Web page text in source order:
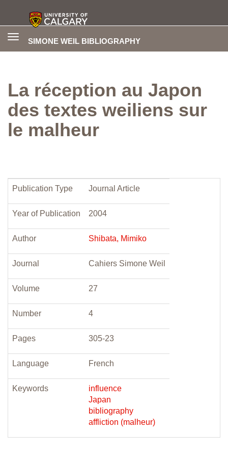
SIMONE WEIL BIBLIOGRAPHY
Toggle
La réception au Japon
des textes weiliens sur
le malheur
Publication Type Journal Article
Year of Publication 2004
Author Shibata, Mimiko
Journal Cahiers Simone Weil
Volume 27
Number 4
Pages 305-23
Language French
Keywords
influence
Japan
bibliography
affliction (malheur)